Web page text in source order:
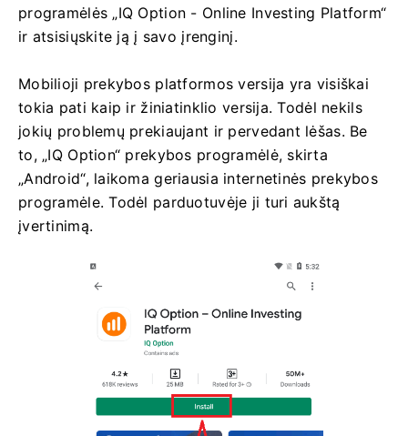
programėlės „IQ Option - Online Investing Platform“
ir atsisiųskite ją į savo įrenginį.
Mobilioji prekybos platformos versija yra visiškai
tokia pati kaip ir žiniatinklio versija. Todėl nekils
jokių problemų prekiaujant ir pervedant lėšas. Be
to, „IQ Option“ prekybos programėlė, skirta
„Android“, laikoma geriausia internetinės prekybos
programėle. Todėl parduotuvėje ji turi aukštą
įvertinimą.